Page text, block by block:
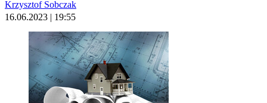
Krzysztof Sobczak
16.06.2023 | 19:55